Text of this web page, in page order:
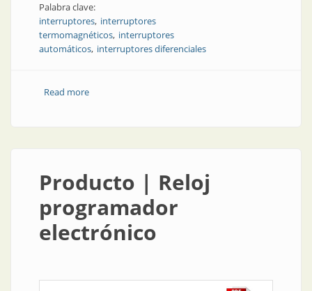
Palabra clave:
interruptores interruptores
termomagnéticos interruptores
automáticos interruptores diferenciales
Read moreabout TEF | Interruptores automáticos:
Producto | Reloj
programador
electrónico